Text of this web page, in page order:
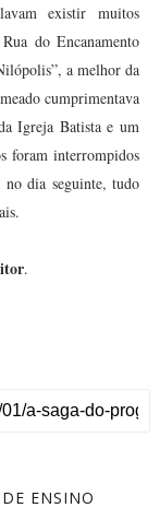
existir muitos
do Encanamento
a melhor da
cumprimentava
Igreja Batista e um
foram interrompidos
no dia seguinte, tudo
.
ENSINO